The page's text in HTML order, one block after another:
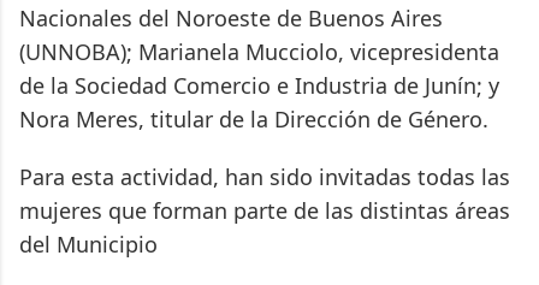
Nacionales del Noroeste de Buenos Aires
(UNNOBA); Marianela Mucciolo, vicepresidenta
de la Sociedad Comercio e Industria de Junín; y
Nora Meres, titular de la Dirección de Género.
Para esta actividad, han sido invitadas todas las
mujeres que forman parte de las distintas áreas
del Municipio